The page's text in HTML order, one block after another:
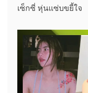
เซ็กซี่ หุ่นแซ่บขยี้ใจ